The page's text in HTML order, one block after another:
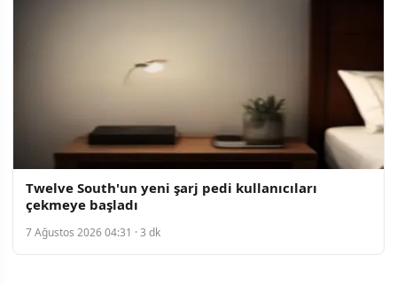
Twelve South'un yeni şarj pedi kullanıcıları
çekmeye başladı
7 Ağustos 2026 04:31 · 3 dk